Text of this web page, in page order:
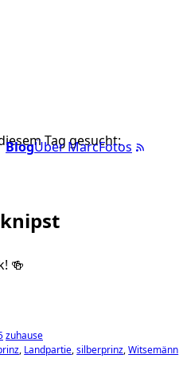
BlogÜber MarcFotos
Tag gesucht:
🍻
zuhause
Landpartie silberprinz Witsemänn